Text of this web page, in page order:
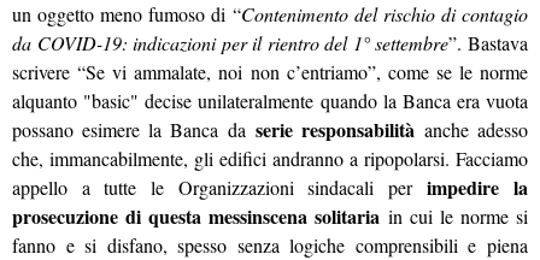
un oggetto meno fumoso di “Contenimento del rischio di contagio
da COVID-19: indicazioni per il rientro del 1° settembre”. Bastava
scrivere “Se vi ammalate, noi non c’entriamo”, come se le norme
alquanto "basic" decise unilateralmente quando la Banca era vuota
possano esimere la Banca da serie responsabilitàanche adesso
che, immancabilmente, gli edifici andranno a ripopolarsi. Facciamo
appello a tutte le Organizzazioni sindacali perimpedire la
prosecuzione di questa messinscena solitaria in cui le norme si
fanno e si disfano, spesso senza logiche comprensibili e piena